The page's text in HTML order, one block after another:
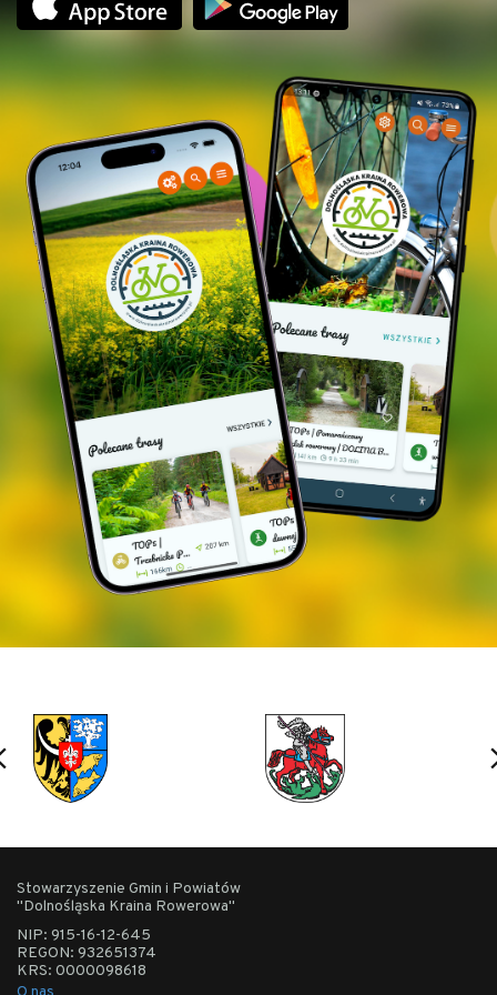
młodzież szkolna. Należy wypełnić i wysłać
zgłoszenie online poprzez kliknęcie "zarezerwuj
teraz". Przelewu natychmiastowego można dokonać
bezpośrednio po zgłoszeniu. Jeśli później, to
przelewem tradycyjnym na poniższe dane.
Rezerwacje nie opłacone będą po 48 godz.
anulowane.
Stowarzyszenie Gmin i Powiatów "Dolnośląska
Kraina Rowerowa"
55-140 Żmigród, ul. Poznańska 8/6
42 9598 0007 0018 0513 2000 0001
W opisie przelewu tradycyjnego należy podać
nazwiska zgłaszanych uczestników oraz zaznaczyć
osoby, którym przysługuje zniżka (w wieku 12-18).
Zapewniamy kameralną grupa do 30 osób. Dzieci w
fotelikach bez opłat i nie są wliczane do puli 30
dostępnych miejsc. Po wycieczce relacja zdjęciowa
ZAPRASZAMY do udziału! Z nami zobaczysz
więcej.
ZAPRASZAMY DO UDZIAŁU w ROWEROWE LATO
2025
Stowarzyszenie Gmin i Powiatów
"Dolnośląska Kraina Rowerowa"
NIP: 915-16-12-645
REGON: 932651374
KRS: 0000098618